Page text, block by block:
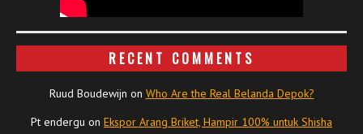
RECENT COMMENTS
Ruud Boudewijn on Who Are the Real Belanda Depok?
Pt endergu on Ekspor Arang Briket, Hampir 100% untuk Shisha